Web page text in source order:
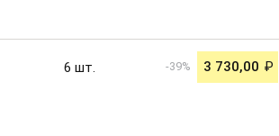
6 шт. -39% 3 730,00 ₽